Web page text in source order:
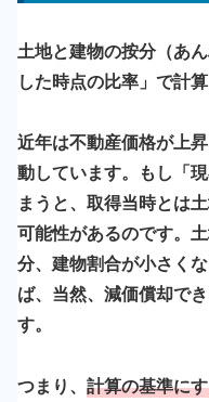
土地と建物の按分（あ
した時点の比率」 で計
近年は不動産価格が上
動しています。もし「
まうと、取得当時とは
可能性があるのです。
分、建物割合が小さく
ば、当然、減価償却で
す。
つまり、 計算の基準に